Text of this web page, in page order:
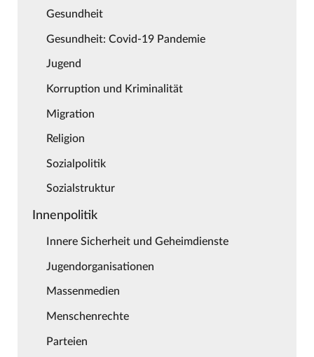
Gesundheit
Gesundheit: Covid-19 Pandemie
Jugend
Korruption und Kriminalität
Migration
Religion
Sozialpolitik
Sozialstruktur
Innenpolitik
Innere Sicherheit und Geheimdienste
Jugendorganisationen
Massenmedien
Menschenrechte
Parteien